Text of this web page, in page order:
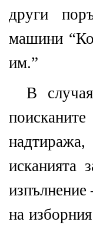
други
машини
им.”
В
исканията
изпълнение
на